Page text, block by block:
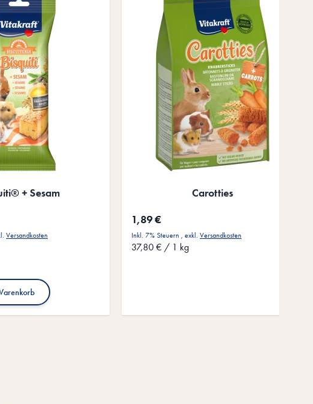
+ Sesam
Versandkosten
Carotties
1,89 €
Inkl. 7% Steuern , exkl. Versandkosten
37,80 € / 1 kg